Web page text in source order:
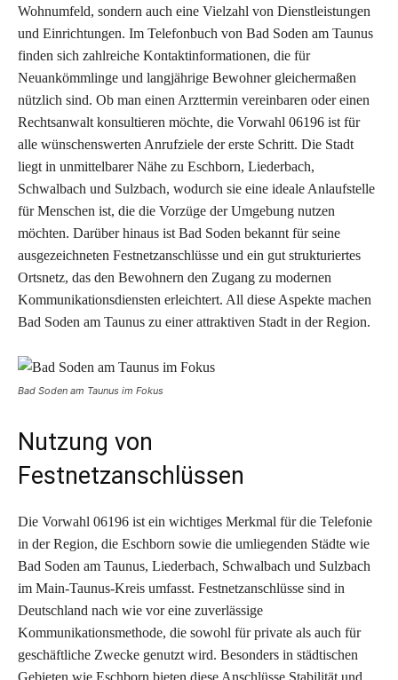
Wohnumfeld, sondern auch eine Vielzahl von Dienstleistungen
und Einrichtungen. Im Telefonbuch von Bad Soden am Taunus
finden sich zahlreiche Kontaktinformationen, die für
Neuankömmlinge und langjährige Bewohner gleichermaßen
nützlich sind. Ob man einen Arzttermin vereinbaren oder einen
Rechtsanwalt konsultieren möchte, die Vorwahl 06196 ist für
alle wünschenswerten Anrufziele der erste Schritt. Die Stadt
liegt in unmittelbarer Nähe zu Eschborn, Liederbach,
Schwalbach und Sulzbach, wodurch sie eine ideale Anlaufstelle
für Menschen ist, die die Vorzüge der Umgebung nutzen
möchten. Darüber hinaus ist Bad Soden bekannt für seine
ausgezeichneten Festnetzanschlüsse und ein gut strukturiertes
Ortsnetz, das den Bewohnern den Zugang zu modernen
Kommunikationsdiensten erleichtert. All diese Aspekte machen
Bad Soden am Taunus zu einer attraktiven Stadt in der Region.
Bad Soden am Taunus im Fokus
Nutzung von
Festnetzanschlüssen
Die Vorwahl 06196 ist ein wichtiges Merkmal für die Telefonie
in der Region, die Eschborn sowie die umliegenden Städte wie
Bad Soden am Taunus, Liederbach, Schwalbach und Sulzbach
im Main-Taunus-Kreis umfasst. Festnetzanschlüsse sind in
Deutschland nach wie vor eine zuverlässige
Kommunikationsmethode, die sowohl für private als auch für
geschäftliche Zwecke genutzt wird. Besonders in städtischen
Gebieten wie Eschborn bieten diese Anschlüsse Stabilität und